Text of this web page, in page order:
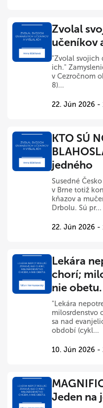
Zvolal
učeníkov
"Zvolal svojich
ich."
v Cezročnom
8)...
22. Jún 2026 -
KTO SÚ
jedného
Susedné
v Brne totiž
kňazov a
Drbolu. Sú pr...
22. Jún 2026 -
Lekára
chorí;
nie obetu.
"Lekára
milosrdenstvo
sa nad
období (cykl...
10. Jún 2026 -
Jeden na